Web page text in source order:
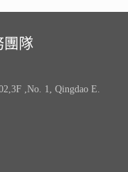
團隊
,No. 1, Qingdao E.